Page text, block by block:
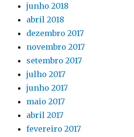
junho 2018
abril 2018
dezembro 2017
novembro 2017
setembro 2017
julho 2017
junho 2017
maio 2017
abril 2017
fevereiro 2017